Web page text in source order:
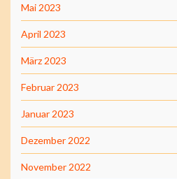
Mai 2023
April 2023
März 2023
Februar 2023
Januar 2023
Dezember 2022
November 2022